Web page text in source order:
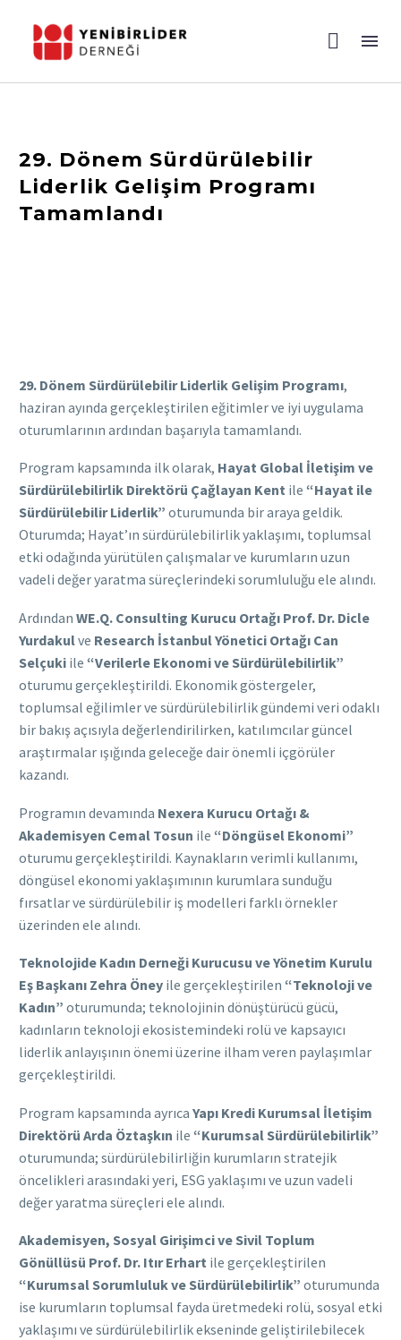
29. Dönem Sürdürülebilir
Liderlik Gelişim Programı
Tamamlandı
29. Dönem Sürdürülebilir Liderlik Gelişim Programı,
haziran ayında gerçekleştirilen eğitimler ve iyi uygulama
oturumlarının ardından başarıyla tamamlandı.
Program kapsamında ilk olarak, Hayat Global İletişim ve
Sürdürülebilirlik Direktörü Çağlayan Kent ile “Hayat ile
Sürdürülebilir Liderlik” oturumunda bir araya geldik.
Oturumda; Hayat’ın sürdürülebilirlik yaklaşımı, toplumsal
etki odağında yürütülen çalışmalar ve kurumların uzun
vadeli değer yaratma süreçlerindeki sorumluluğu ele alındı.
Ardından WE.Q. Consulting Kurucu Ortağı Prof. Dr. Dicle
Yurdakulve Research İstanbul Yönetici Ortağı Can
Selçuki ile “Verilerle Ekonomi ve Sürdürülebilirlik”
oturumu gerçekleştirildi. Ekonomik göstergeler,
toplumsal eğilimler ve sürdürülebilirlik gündemi veri odaklı
bir bakış açısıyla değerlendirilirken, katılımcılar güncel
araştırmalar ışığında geleceğe dair önemli içgörüler
kazandı.
Programın devamında Nexera Kurucu Ortağı &
Akademisyen Cemal Tosun ile “Döngüsel Ekonomi”
oturumu gerçekleştirildi. Kaynakların verimli kullanımı,
döngüsel ekonomi yaklaşımının kurumlara sunduğu
fırsatlar ve sürdürülebilir iş modelleri farklı örnekler
üzerinden ele alındı.
Teknolojide Kadın Derneği Kurucusu ve Yönetim Kurulu
Eş Başkanı Zehra Öney ile gerçekleştirilen “Teknoloji ve
Kadın” oturumunda; teknolojinin dönüştürücü gücü,
kadınların teknoloji ekosistemindeki rolü ve kapsayıcı
liderlik anlayışının önemi üzerine ilham veren paylaşımlar
gerçekleştirildi.
Program kapsamında ayrıca Yapı Kredi Kurumsal İletişim
Direktörü Arda Öztaşkın ile “Kurumsal Sürdürülebilirlik”
oturumunda; sürdürülebilirliğin kurumların stratejik
öncelikleri arasındaki yeri, ESG yaklaşımı ve uzun vadeli
değer yaratma süreçleri ele alındı.
Akademisyen, Sosyal Girişimci ve Sivil Toplum
Gönüllüsü Prof. Dr. Itır Erhart ile gerçekleştirilen
“Kurumsal Sorumluluk ve Sürdürülebilirlik” oturumunda
ise kurumların toplumsal fayda üretmedeki rolü, sosyal etki
yaklaşımı ve sürdürülebilirlik ekseninde geliştirilebilecek